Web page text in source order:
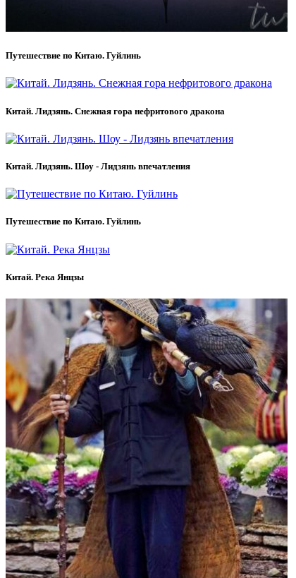
Путешествие по Китаю. Гуйлинь
Китай. Лидзянь. Снежная гора нефритового дракона
Китай. Лидзянь. Шоу - Лидзянь впечатления
Путешествие по Китаю. Гуйлинь
Китай. Река Янцзы